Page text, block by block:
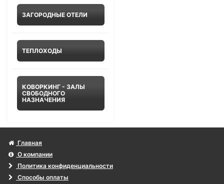
ЗАГОРОДНЫЕ ОТЕЛИ
ТЕПЛОХОДЫ
КОВОРКИНГ - ЗАЛЫ
СВОБОДНОГО
НАЗНАЧЕНИЯ
Главная
О компании
Политика конфиденциальности
Способы оплаты